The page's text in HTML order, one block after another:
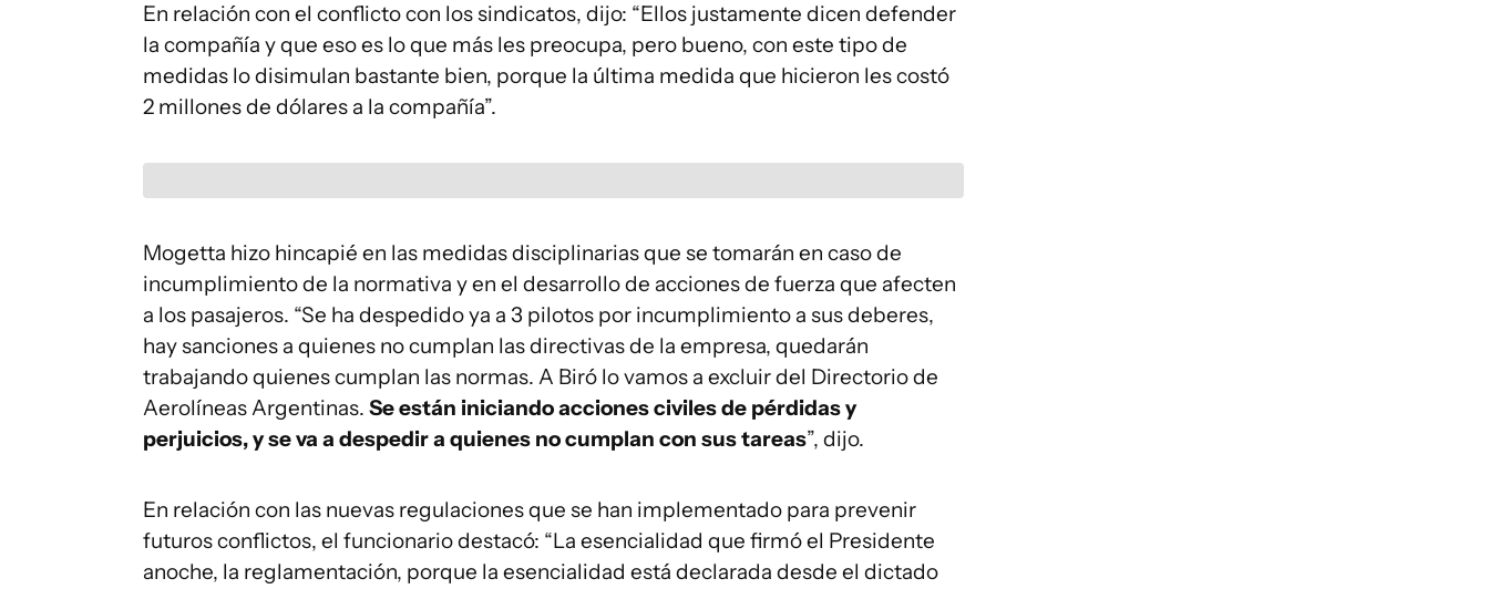
En relación con el conflicto con los sindicatos, dijo: “Ellos justamente dicen defender
la compañía y que eso es lo que más les preocupa, pero bueno, con este tipo de
medidas lo disimulan bastante bien, porque la última medida que hicieron les costó
2 millones de dólares a la compañía”.
Mogetta hizo hincapié en las medidas disciplinarias que se tomarán en caso de
incumplimiento de la normativa y en el desarrollo de acciones de fuerza que afecten
a los pasajeros. “Se ha despedido ya a 3 pilotos por incumplimiento a sus deberes,
hay sanciones a quienes no cumplan las directivas de la empresa, quedarán
trabajando quienes cumplan las normas. A Biró lo vamos a excluir del Directorio de
Aerolíneas Argentinas. Se están iniciando acciones civiles de pérdidas y
perjuicios, y se va a despedir a quienes no cumplan con sus tareas”, dijo.
En relación con las nuevas regulaciones que se han implementado para prevenir
futuros conflictos, el funcionario destacó: “La esencialidad que firmó el Presidente
anoche, la reglamentación, porque la esencialidad está declarada desde el dictado